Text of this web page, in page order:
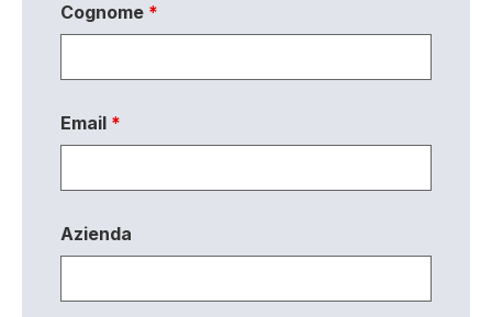
Cognome *
Email *
Azienda